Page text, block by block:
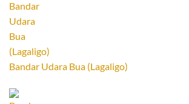
Bandar Udara Bua (Lagaligo)